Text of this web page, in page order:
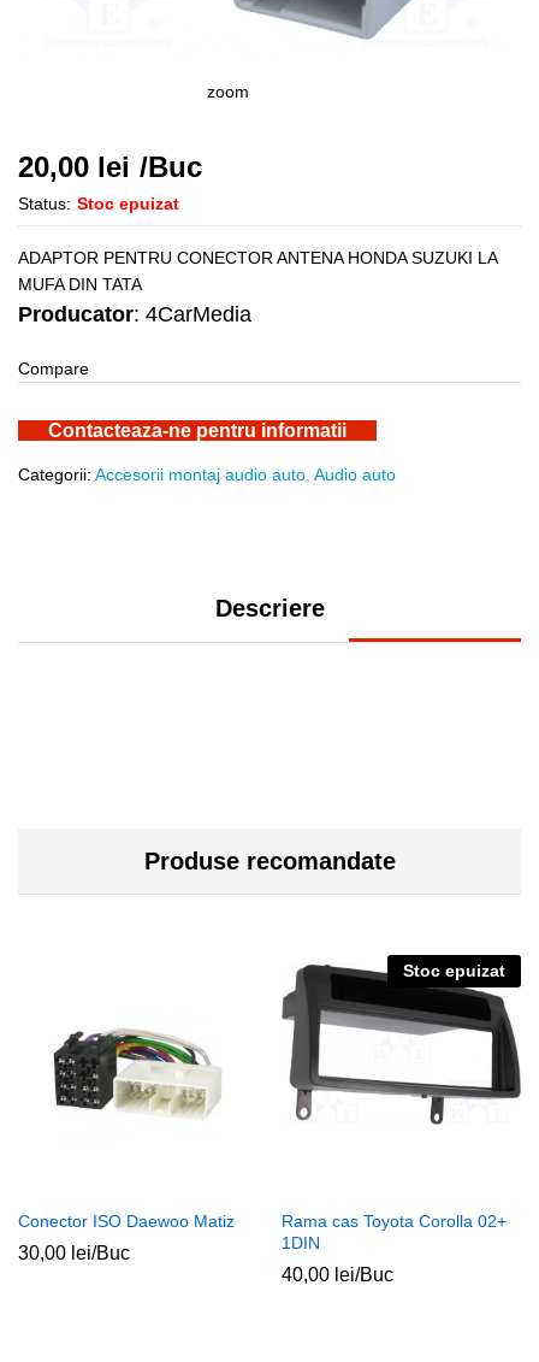
zoom
20,00 lei /Buc
Status: Stoc epuizat
ADAPTOR PENTRU CONECTOR ANTENA HONDA SUZUKI LA
MUFA DIN TATA
Producator: 4CarMedia
Compare
Contacteaza-ne pentru informatii
Categorii: Accesorii montaj audio auto Audio auto
Descriere
Produse recomandate
Conector ISO Daewoo Matiz
30,00 lei/Buc
Stoc epuizat
Rama cas Toyota Corolla 02+
1DIN
40,00 lei/Buc